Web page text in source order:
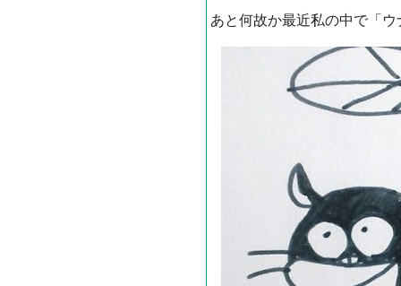
あと何故か最近私の中で「